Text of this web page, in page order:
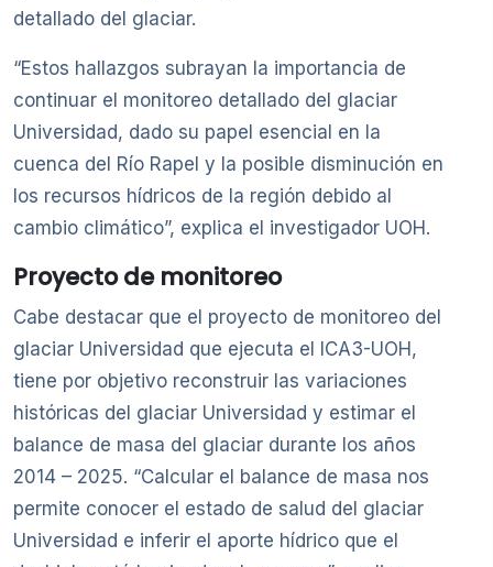
detallado del glaciar.
“Estos hallazgos subrayan la importancia de
continuar el monitoreo detallado del glaciar
Universidad, dado su papel esencial en la
cuenca del Río Rapel y la posible disminución en
los recursos hídricos de la región debido al
cambio climático”, explica el investigador UOH.
Proyecto de monitoreo
Cabe destacar que el proyecto de monitoreo del
glaciar Universidad que ejecuta el ICA3-UOH,
tiene por objetivo reconstruir las variaciones
históricas del glaciar Universidad y estimar el
balance de masa del glaciar durante los años
2014 – 2025. “Calcular el balance de masa nos
permite conocer el estado de salud del glaciar
Universidad e inferir el aporte hídrico que el